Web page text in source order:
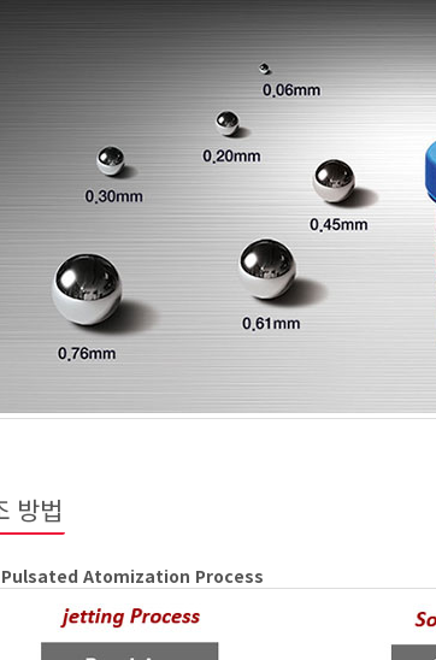
방법
Pulsated Atomization Process